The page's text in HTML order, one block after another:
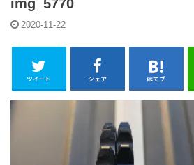
img_5770
2020-11-22
ツイート シェア はてブ